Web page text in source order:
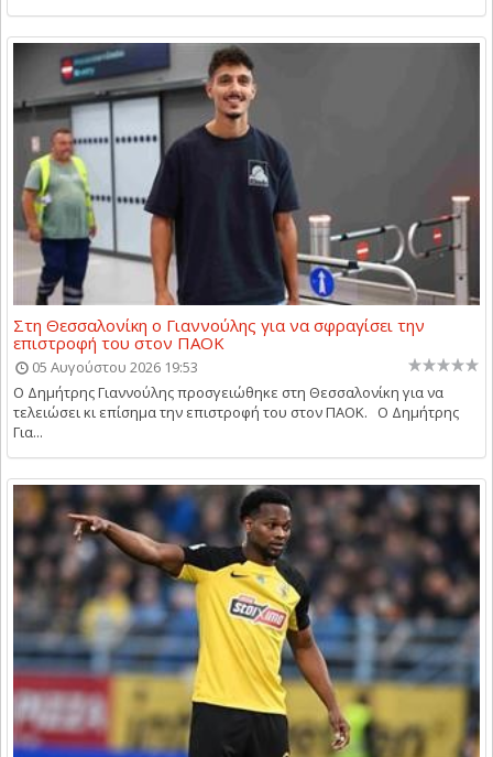
Στη Θεσσαλονίκη ο Γιαννούλης για να σφραγίσει την
επιστροφή του στον ΠΑΟΚ
05 Αυγούστου 2026 19:53
Ο Δημήτρης Γιαννούλης προσγειώθηκε στη Θεσσαλονίκη για να
τελειώσει κι επίσημα την επιστροφή του στον ΠΑΟΚ. Ο Δημήτρης
Για...